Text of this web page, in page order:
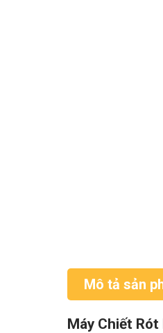
Mô tả sản
Máy Chiết